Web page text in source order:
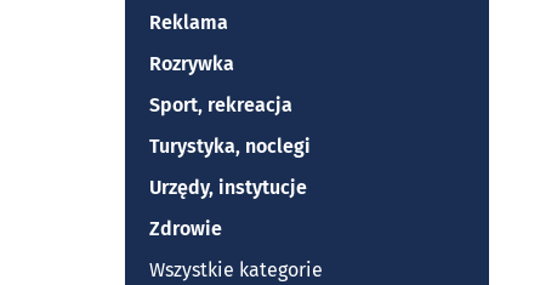
Reklama
Rozrywka
Sport, rekreacja
Turystyka, noclegi
Urzędy, instytucje
Zdrowie
Wszystkie kategorie